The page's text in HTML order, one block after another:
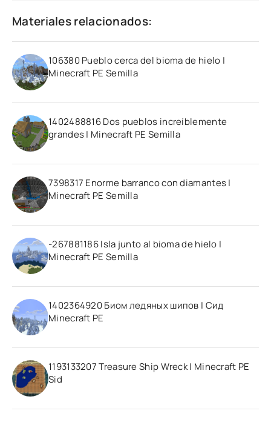
Materiales relacionados:
106380 Pueblo cerca del bioma de hielo |
Minecraft PE Semilla
1402488816 Dos pueblos increíblemente
grandes | Minecraft PE Semilla
7398317 Enorme barranco con diamantes |
Minecraft PE Semilla
-267881186 Isla junto al bioma de hielo |
Minecraft PE Semilla
1402364920 Биом ледяных шипов | Сид
Minecraft PE
1193133207 Treasure Ship Wreck | Minecraft PE
Sid